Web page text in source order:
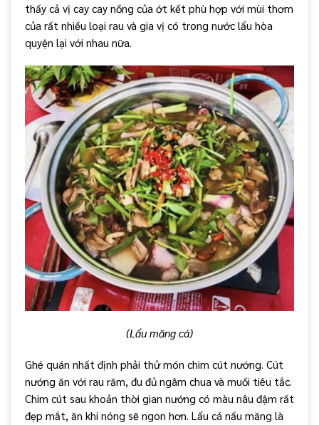
thấy cả vị cay cay nồng của ớt kết phù hợp với mùi thơm
của rất nhiều loại rau và gia vị có trong nước lẩu hòa
quyện lại với nhau nữa.
(Lẩu măng cá)
Ghé quán nhất định phải thử món chim cút nướng. Cút
nướng ăn với rau răm, đu đủ ngâm chua và muối tiêu tắc.
Chim cút sau khoản thời gian nướng có màu nâu đậm rất
đẹp mắt, ăn khi nóng sẽ ngon hơn. Lẩu cá nấu măng là